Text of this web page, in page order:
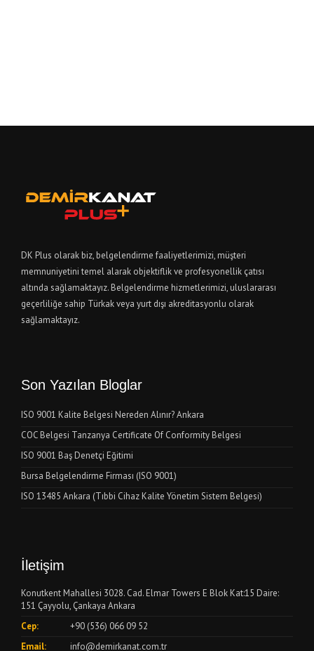
DK Plus olarak biz, belgelendirme faaliyetlerimizi, müşteri
memnuniyetini temel alarak objektiflik ve profesyonellik çatısı
altında sağlamaktayız. Belgelendirme hizmetlerimizi, uluslararası
geçerliliğe sahip Türkak veya yurt dışı akreditasyonlu olarak
sağlamaktayız.
Son Yazılan Bloglar
ISO 9001 Kalite Belgesi Nereden Alınır? Ankara
COC Belgesi Tanzanya Certificate Of Conformity Belgesi
ISO 9001 Baş Denetçi Eğitimi
Bursa Belgelendirme Firması (ISO 9001)
ISO 13485 Ankara (Tıbbi Cihaz Kalite Yönetim Sistem Belgesi)
İletişim
Konutkent Mahallesi 3028. Cad. Elmar Towers E Blok Kat:15 Daire:
151 Çayyolu, Çankaya Ankara
Cep:
+90 (536) 066 09 52
Email:
info@demirkanat.com.tr